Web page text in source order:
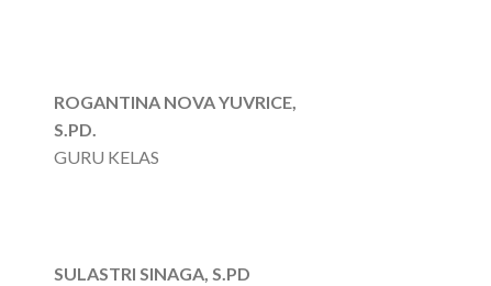
ROGANTINA NOVA YUVRICE,
S.PD.
GURU KELAS
SULASTRI SINAGA, S.PD